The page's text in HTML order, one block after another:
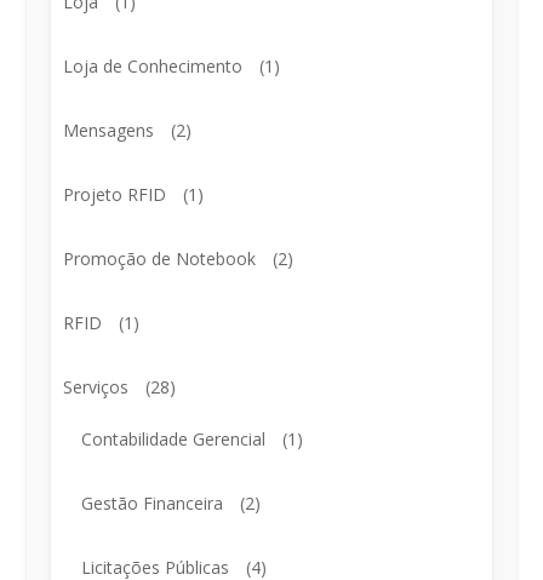
Loja de Conhecimento (1)
Mensagens (2)
Projeto RFID (1)
Promoção de Notebook (2)
RFID (1)
Serviços (28)
Contabilidade Gerencial (1)
Gestão Financeira (2)
Licitações Públicas (4)